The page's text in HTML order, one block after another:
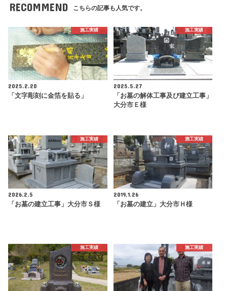
RECOMMEND こちらの記事も人気です。
施工実績
2025.2.20
「文字彫刻に金箔を貼る」
施工実績
2025.5.27
「お墓の解体工事及び建立工事」
大分市Ｅ様
施工実績
2026.2.5
「お墓の建立工事」大分市Ｓ様
施工実績
2019.1.26
「お墓の建立」大分市Ｈ様
施工実績 施工実績